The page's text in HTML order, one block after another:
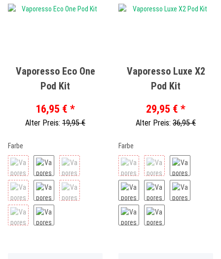
Vaporesso Eco One
Pod Kit
16,95 € *
Alter Preis: 19,95 €
Farbe
Vaporesso Luxe X2
Pod Kit
29,95 € *
Alter Preis: 36,95 €
Farbe